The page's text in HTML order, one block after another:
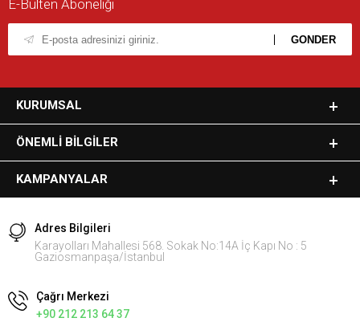
E-Bülten Aboneliği
KURUMSAL
ÖNEMLI BILGILER
KAMPANYALAR
Adres Bilgileri
Karayolları Mahallesi 568. Sokak No:14A İç Kapı No : 5
Gaziosmanpaşa/İstanbul
Çağrı Merkezi
+90 212 213 64 37